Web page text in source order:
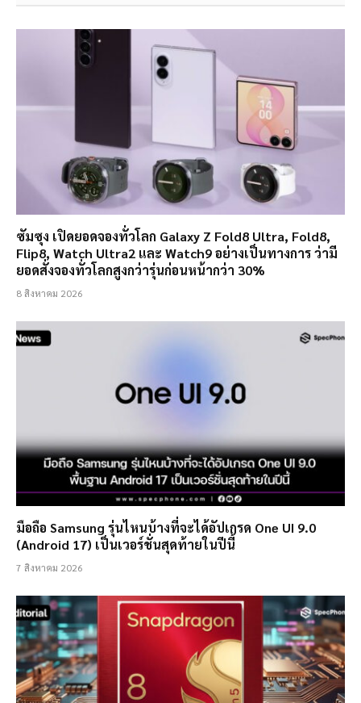
ซัมซุง เปิดยอดจองทั่วโลก Galaxy Z Fold8 Ultra, Fold8,
Flip8, Watch Ultra2 และ Watch9 อย่างเป็นทางการ ว่ามี
ยอดสั่งจองทั่วโลกสูงกว่ารุ่นก่อนหน้ากว่า 30%
8 สิงหาคม 2026
มือถือ Samsung รุ่นไหนบ้างที่จะได้อัปเกรด One UI 9.0
(Android 17) เป็นเวอร์ชั่นสุดท้ายในปีนี้
7 สิงหาคม 2026